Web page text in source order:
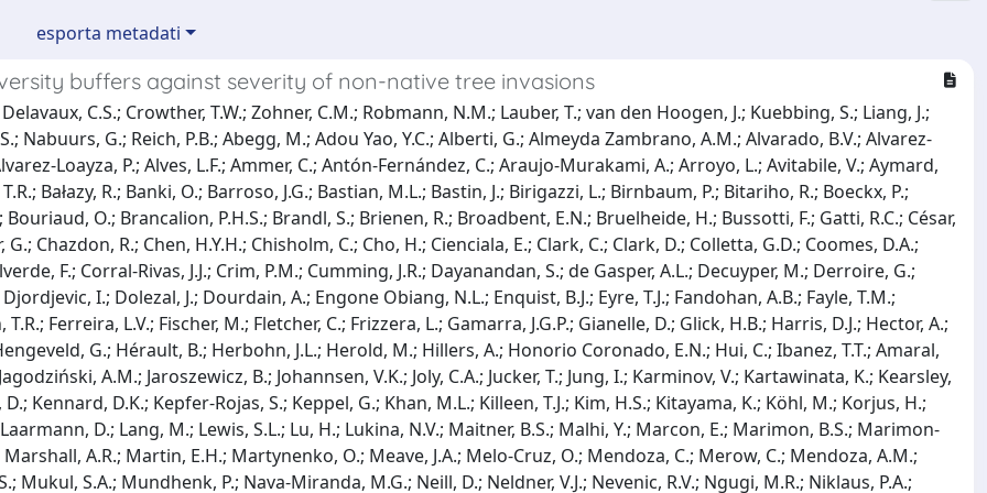
esporta metadati
buffers against severity of non-native tree invasions
C.S.; Crowther, T.W.; Zohner, C.M.; Robmann, N.M.; Lauber, T.; van den Hoogen, J.; Kuebbing, S.; Liang, J.;
Nabuurs, G.; Reich, P.B.; Abegg, M.; Adou Yao, Y.C.; Alberti, G.; Almeyda Zambrano, A.M.; Alvarado, B.V.; Alvarez-
Loayza, P.; Alves, L.F.; Ammer, C.; Antón-Fernández, C.; Araujo-Murakami, A.; Arroyo, L.; Avitabile, V.; Aymard,
Bałazy, R.; Banki, O.; Barroso, J.G.; Bastian, M.L.; Bastin, J.; Birigazzi, L.; Birnbaum, P.; Bitariho, R.; Boeckx, P.;
Bouriaud, O.; Brancalion, P.H.S.; Brandl, S.; Brienen, R.; Broadbent, E.N.; Bruelheide, H.; Bussotti, F.; Gatti, R.C.; César,
G.; Chazdon, R.; Chen, H.Y.H.; Chisholm, C.; Cho, H.; Cienciala, E.; Clark, C.; Clark, D.; Colletta, G.D.; Coomes, D.A.;
F.; Corral-Rivas, J.J.; Crim, P.M.; Cumming, J.R.; Dayanandan, S.; de Gasper, A.L.; Decuyper, M.; Derroire, G.;
I.; Dolezal, J.; Dourdain, A.; Engone Obiang, N.L.; Enquist, B.J.; Eyre, T.J.; Fandohan, A.B.; Fayle, T.M.;
Ferreira, L.V.; Fischer, M.; Fletcher, C.; Frizzera, L.; Gamarra, J.G.P.; Gianelle, D.; Glick, H.B.; Harris, D.J.; Hector, A.;
G.; Hérault, B.; Herbohn, J.L.; Herold, M.; Hillers, A.; Honorio Coronado, E.N.; Hui, C.; Ibanez, T.T.; Amaral,
A.M.; Jaroszewicz, B.; Johannsen, V.K.; Joly, C.A.; Jucker, T.; Jung, I.; Karminov, V.; Kartawinata, K.; Kearsley,
D.; Kennard, D.K.; Kepfer-Rojas, S.; Keppel, G.; Khan, M.L.; Killeen, T.J.; Kim, H.S.; Kitayama, K.; Köhl, M.; Korjus, H.;
D.; Lang, M.; Lewis, S.L.; Lu, H.; Lukina, N.V.; Maitner, B.S.; Malhi, Y.; Marcon, E.; Marimon, B.S.; Marimon-
Marshall, A.R.; Martin, E.H.; Martynenko, O.; Meave, J.A.; Melo-Cruz, O.; Mendoza, C.; Merow, C.; Mendoza, A.M.;
Mukul, S.A.; Mundhenk, P.; Nava-Miranda, M.G.; Neill, D.; Neldner, V.J.; Nevenic, R.V.; Ngugi, M.R.; Niklaus, P.A.;